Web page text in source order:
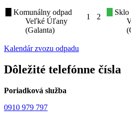
Komunálny odpad
Veľké Úľany
(Galanta)
1 2
Sklo
Kalendár zvozu odpadu
Dôležité telefónne čísla
Poriadková služba
0910 979 797